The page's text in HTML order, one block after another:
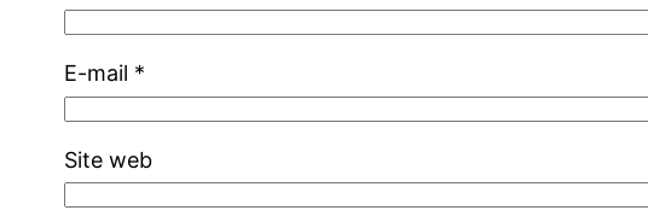
E-mail *
Site web